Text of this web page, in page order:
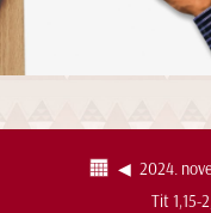
◀︎ 2024.
Tit 1,15-